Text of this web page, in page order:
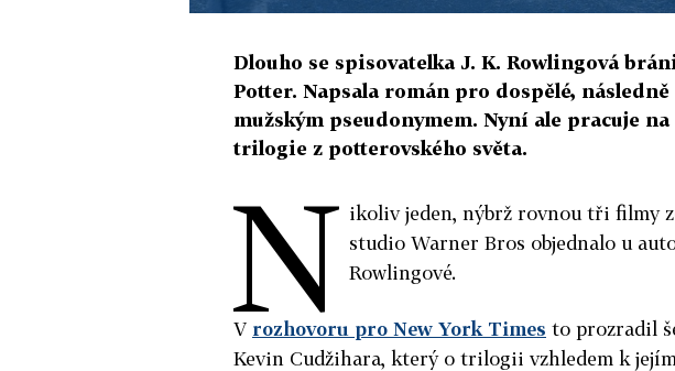
Dlouho se spisovatelka J. K. Rowlingová
Potter. Napsala román pro dospělé,
mužským pseudonymem. Nyní ale pracuje
trilogie z potterovského světa.
N ikoliv jeden, nýbrž rovnou tři filmy
studio Warner Bros objednalo u
Rowlingové.
V rozhovoru pro New York Times to prozradil
Kevin Cudžihara, který o trilogii vzhledem k